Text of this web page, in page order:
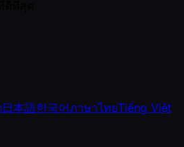
日本語한국어ภาษาไทยTiếng Việt